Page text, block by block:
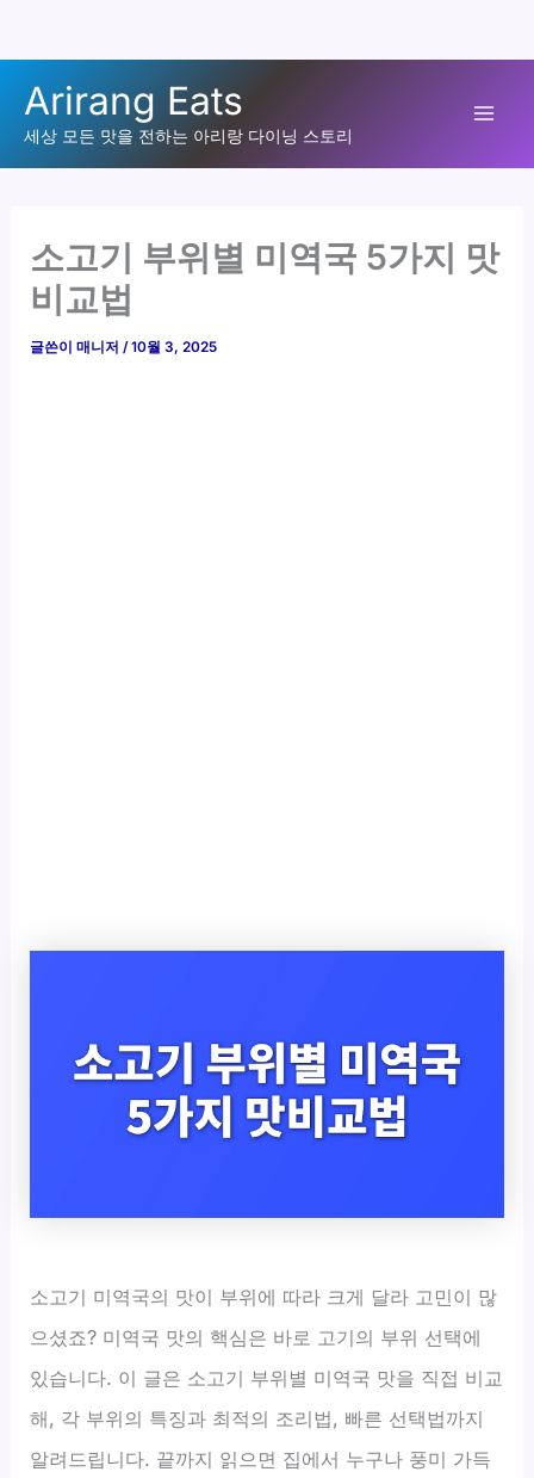
로
Arirang Eats
세상 모든 맛을 전하는 아리랑 다이닝 스토리
소고기 부위별 미역국 5가지 맛
비교법
글쓴이매니저/10월 3, 2025
소고기 미역국의 맛이 부위에 따라 크게 달라 고민이 많
으셨죠? 미역국 맛의 핵심은 바로 고기의 부위 선택에
있습니다. 이 글은 소고기 부위별 미역국 맛을 직접 비교
해, 각 부위의 특징과 최적의 조리법, 빠른 선택법까지
알려드립니다. 끝까지 읽으면 집에서 누구나 풍미 가득